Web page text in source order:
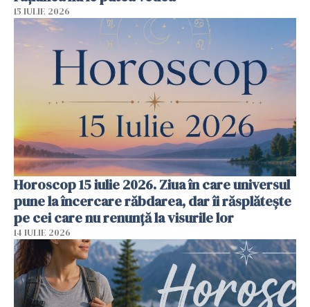
15 IULIE 2026
Horoscop 15 iulie 2026. Ziua în care universul
pune la încercare răbdarea, dar îi răsplătește
pe cei care nu renunță la visurile lor
14 IULIE 2026